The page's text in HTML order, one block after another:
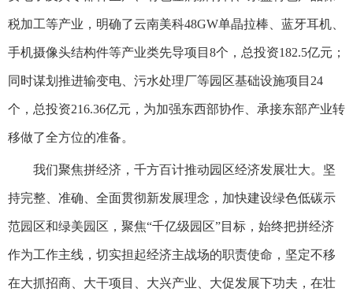
税加工等产业，明确了云南美科48GW单晶拉棒、蓝牙耳机、
手机摄像头结构件等产业类先导项目8个，总投资182.5亿元；
同时谋划推进输变电、污水处理厂等园区基础设施项目24
个，总投资216.36亿元，为加强东西部协作、承接东部产业转
移做了全方位的准备。
我们聚焦拼经济，千方百计推动园区经济发展壮大。坚
持完整、准确、全面贯彻新发展理念，加快建设绿色低碳示
范园区和绿美园区，聚焦“千亿级园区”目标，始终把拼经济
作为工作主线，切实担起经济主战场的职责使命，坚定不移
在大抓招商、大干项目、大兴产业、大促发展下功夫，在壮